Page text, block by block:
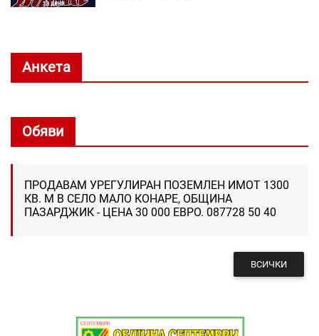
Анкета
Обяви
ПРОДАВАМ УРЕГУЛИРАН ПОЗЕМЛЕН ИМОТ 1300
КВ. М В СЕЛО МАЛО КОНАРЕ, ОБЩИНА
ПАЗАРДЖИК - ЦЕНА 30 000 ЕВРО. 087728 50 40
ВСИЧКИ